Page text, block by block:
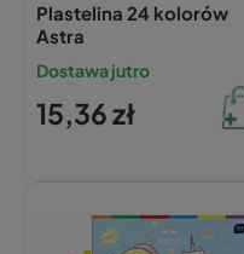
Plastelina 24 kolorów
Astra
Dostawa jutro
15,36 zł